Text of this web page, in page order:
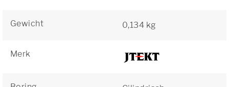
Gewicht 0,134 kg
Merk